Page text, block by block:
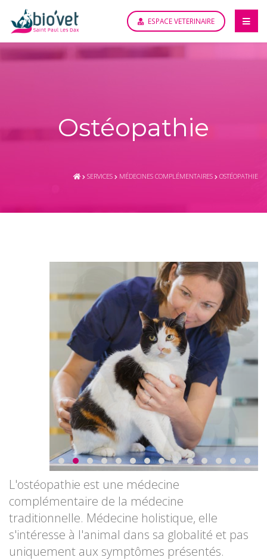
ESPACE VETERINAIRE
Ostéopathie
SERVICES MÉDECINES COMPLÉMENTAIRES OSTÉOPATHIE
L'ostéopathie est une médecine
complémentaire de la médecine
traditionnelle. Médecine holistique, elle
s'intéresse à l'animal dans sa globalité et pas
uniquement aux symptômes présentés.